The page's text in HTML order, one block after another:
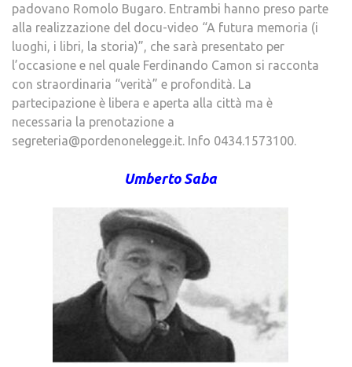
padovano Romolo Bugaro. Entrambi hanno preso parte
alla realizzazione del docu-video “A futura memoria (i
luoghi, i libri, la storia)”, che sarà presentato per
l’occasione e nel quale Ferdinando Camon si racconta
con straordinaria “verità” e profondità. La
partecipazione è libera e aperta alla città ma è
necessaria la prenotazione a
segreteria@pordenonelegge.it. Info 0434.1573100.
Umberto Saba